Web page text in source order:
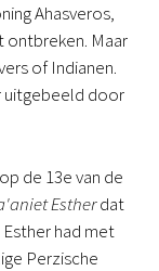
Ahasveros,
ontbreken. Maar
of Indianen.
uitgebeeld door
de 13e van de
Estherdat
had met
Perzische